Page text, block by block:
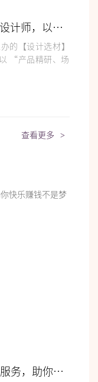
宜奥x【设计选材】| 深度对话设计师，以硬核供应链赋能全案设计落地
的【设计选材】
“产品精研、场
查看更多 >
选择宜奥丨专业团队的五星级服务，助你快乐赚钱不是梦